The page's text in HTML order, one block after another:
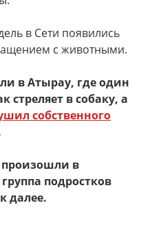
в Сети появились
с животными.
в Атырау, где один
стреляет в собаку, а
собственного
произошли в
подростков
далее.